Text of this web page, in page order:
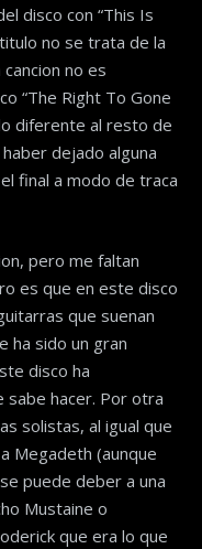
disco con “This Is
no se trata de la
no es
“The Right To Gone
diferente al resto de
dejado alguna
final a modo de traca
pero me faltan
es que en este disco
que suenan
ha sido un gran
disco ha
hacer. Por otra
solistas, al igual que
Megadeth (aunque
puede deber a una
Mustaine o
que era lo que